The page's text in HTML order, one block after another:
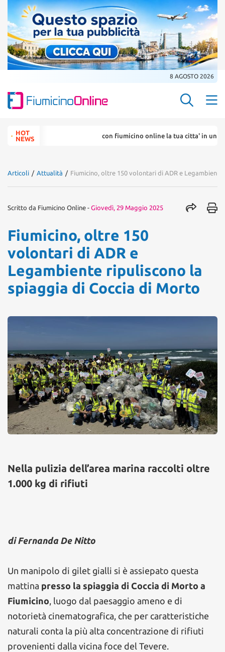
8 AGOSTO 2026
Search
for:HOT
NEWS
con fiumicino online la tua citta' in un ... click
Articoli / Attualità / Fiumicino, oltre 150 volontari di ADR e
Scritto da Fiumicino Online - Giovedì, 29 Maggio 2025
Fiumicino, oltre 150
volontari di ADR e
Legambiente ripuliscono la
spiaggia di Coccia di Morto
Nella pulizia dell’area marina raccolti oltre
1.000 kg di rifiuti
di Fernanda De Nitto
Un manipolo di gilet gialli si è assiepato questa
mattina presso la spiaggia di Coccia di Morto a
Fiumicino, luogo dal paesaggio ameno e di
notorietà cinematografica, che per caratteristiche
naturali conta la più alta concentrazione di rifiuti
provenienti dalla vicina foce del Tevere.